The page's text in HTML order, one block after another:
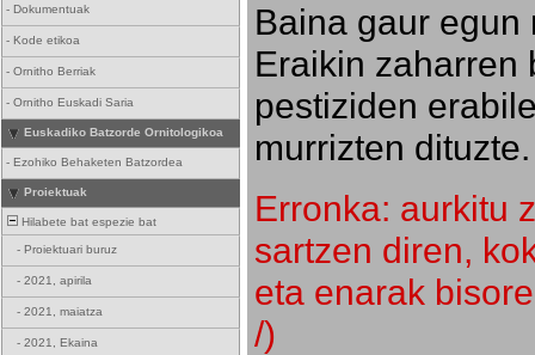
- Dokumentuak
- Kode etikoa
- Ornitho Berriak
- Ornitho Euskadi Saria
Euskadiko Batzorde Ornitologikoa
- Ezohiko Behaketen Batzordea
Proiektuak
Hilabete bat espezie bat
- Proiektuari buruz
- 2021, apirila
- 2021, maiatza
- 2021, Ekaina
Baina gaur egun
Eraikin zaharren
pestiziden
murrizten dituzte.
Erronka: aurkitu
sartzen diren,
eta enarak
/)